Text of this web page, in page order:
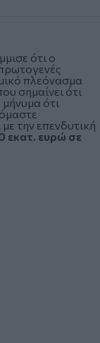
ότι ο
πλεόνασμα
σημαίνει ότι
ότι
την επενδυτική
εκατ. ευρώ σε